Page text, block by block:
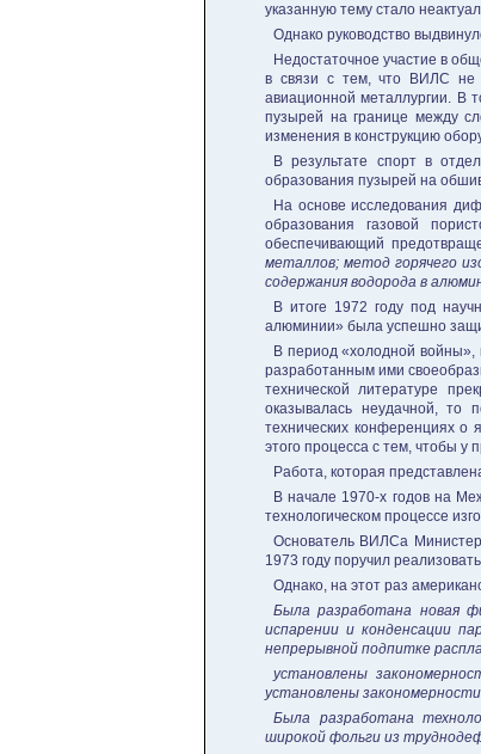
указанную тему стало
Однако руководство
Недостаточное участие в
в связи с тем, что ВИЛС не
авиационной металлургии. В
пузырей на границе между
изменения в конструкцию
В результате спорт в
образования пузырей на
На основе исследования
образования газовой
обеспечивающий
металлов; метод горячего
содержания водорода в
В итоге 1972 году под
алюминии» была успешно
В период «холодной войны»,
разработанным ими
технической литературе
оказывалась неудачной, то
технических конференциях о
этого процесса с тем, чтобы
Работа, которая
В начале 1970-х годов на
технологическом процессе
Основатель ВИЛСа
1973 году поручил
Однако, на этот раз
Была разработана новая
испарении и конденсации
непрерывной подпитке
установлены
установлены
Была разработана
широкой фольги из